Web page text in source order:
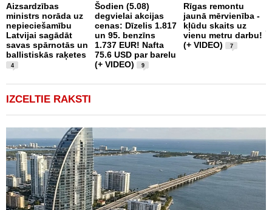
Aizsardzības
ministrs norāda uz
nepieciešamību
Latvijai sagādāt
savas spārnotās un
ballistiskās raķetes
4
Šodien (5.08)
degvielai akcijas
cenas: Dīzelis 1.817
un 95. benzīns
1.737 EUR! Nafta
75.6 USD par barelu
(+ VIDEO)
9
Rīgas remontu
jaunā mērvienība -
kļūdu skaits uz
vienu metru darbu!
(+ VIDEO)
7
IZCELTIE RAKSTI